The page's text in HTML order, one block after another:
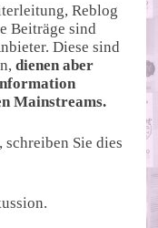
Reblog
Beiträge sind
Diese sind
dienen aber
Mainstreams.
Sie dies